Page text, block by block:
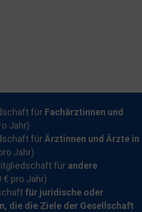
für Fachärztinnen und
Jahr)
fürÄrztinnen und Ärzte in
Jahr)
für andere
€ pro Jahr)
für juridische oder
die die Ziele der Gesellschaft